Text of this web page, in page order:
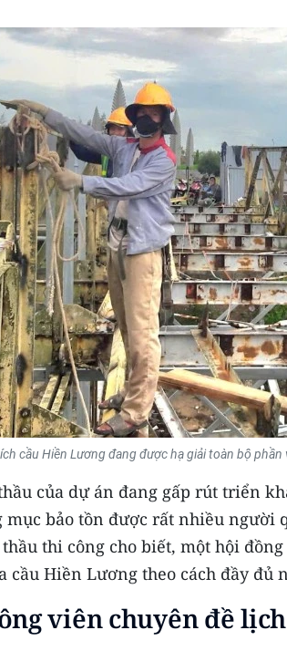
cầu Hiền Lương đang được hạ giải toàn bộ phần
của dự án đang gấp rút triển
mục bảo tồn được rất nhiều người
thi công cho biết, một hội
cầu Hiền Lương theo cách đầy đủ
viên chuyên đề